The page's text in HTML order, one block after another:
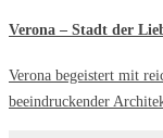
Verona – Stadt der
Verona begeistert mit
beeindruckender